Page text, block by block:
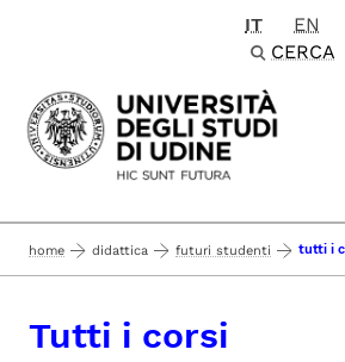
Passa al contenuto
IT EN
CERCA
home didattica futuri studenti tutti i
Tutti i corsi